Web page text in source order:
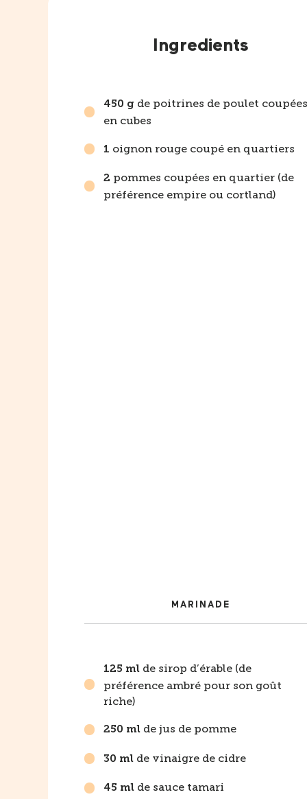
Instructions Ingredients
450 g de poitrines de poulet
en cubes
1 oignon rouge coupé en quartiers
2 pommes coupées en quartier (de
préférence empire ou cortland)
MARINADE
125 ml de sirop d’érable (de
préférence ambré pour son goût
riche)
250 ml de jus de pomme
30 ml de vinaigre de cidre
45 ml de sauce tamari